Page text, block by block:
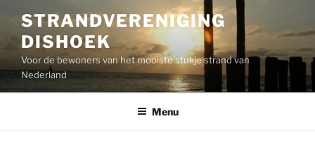
de
inhoud
STRANDVERENIGING
DISHOEK
Voor de bewoners van het mooiste stukje strand van
Nederland
Menu